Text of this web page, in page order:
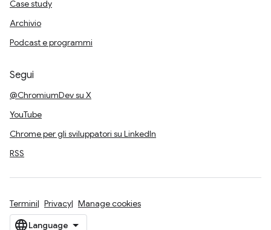
Case study
Archivio
Podcast e programmi
Segui
@ChromiumDev su X
YouTube
Chrome per gli sviluppatori su LinkedIn
RSS
Termini Privacy Manage cookies